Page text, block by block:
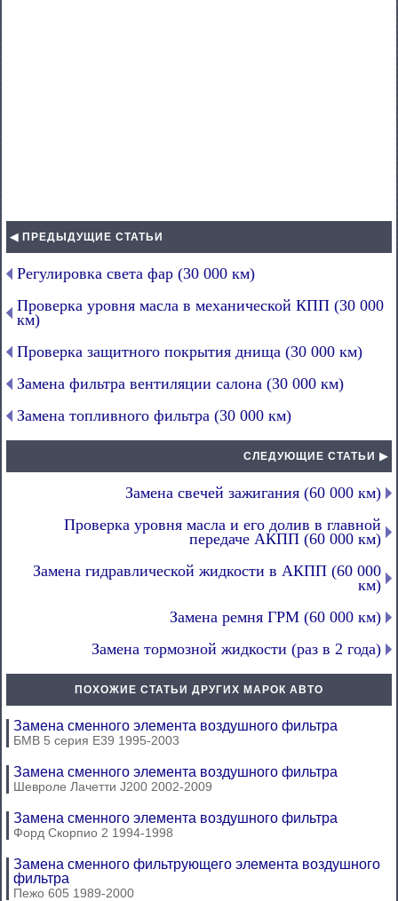
◀ ПРЕДЫДУЩИЕ СТАТЬИ
Регулировка света фар (30 000 км)
Проверка уровня масла в механической КПП (30 000
км)
Проверка защитного покрытия днища (30 000 км)
Замена фильтра вентиляции салона (30 000 км)
Замена топливного фильтра (30 000 км)
СЛЕДУЮЩИЕ СТАТЬИ ▶
Замена свечей зажигания (60 000 км)
Проверка уровня масла и его долив в главной
передаче АКПП (60 000 км)
Замена гидравлической жидкости в АКПП (60 000
км)
Замена ремня ГРМ (60 000 км)
Замена тормозной жидкости (раз в 2 года)
ПОХОЖИЕ СТАТЬИ ДРУГИХ МАРОК АВТО
Замена сменного элемента воздушного фильтра
БМВ 5 серия Е39 1995-2003
Замена сменного элемента воздушного фильтра
Шевроле Лачетти J200 2002-2009
Замена сменного элемента воздушного фильтра
Форд Скорпио 2 1994-1998
Замена сменного фильтрующего элемента воздушного
фильтра
Пежо 605 1989-2000